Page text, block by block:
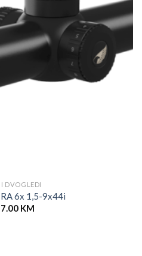
I DVOGLEDI
6x 1,5-9x44i
KM